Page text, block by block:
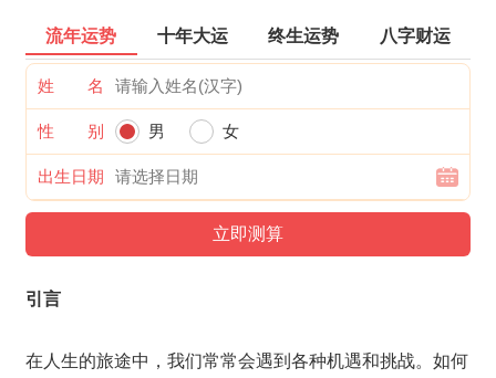
流年运势 十年大运 终生运势 八字财运
姓 名
性 别 男 女
出生日期
引言
在人生的旅途中， 我们常常会遇到各种机遇和挑战。 如何